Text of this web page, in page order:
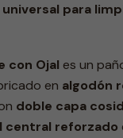
para
con Ojal es un
en algodón
doble capa
central reforzado